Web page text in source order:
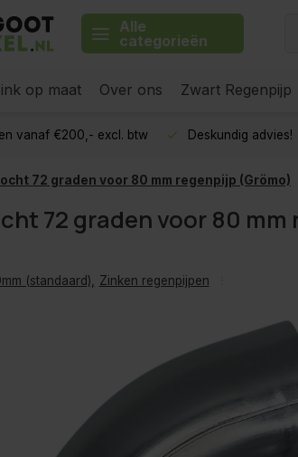
Alle
categorieën
op maat Over ons Zwart Regenpijp
vanaf €200,- excl. btw Deskundig advies!
72 graden voor 80 mm regenpijp (Grömo)
72 graden voor 80 mm
(standaard) Zinken regenpijpen